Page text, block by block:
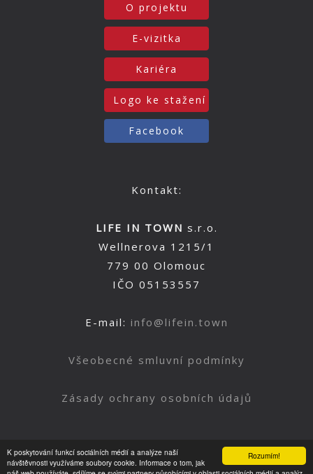
Rozumím!
K poskytování funkcí sociálních médií a analýze naší
návštěvnosti využíváme soubory cookie. Informace o tom, jak
O projektu
E-vizitka
Kariéra
Logo ke stažení
Facebook
Kontakt:
LIFE IN TOWN s.r.o.
Wellnerova 1215/1
779 00 Olomouc
IČO 05153557
E-mail: info@lifein.town
Všeobecné smluvní podmínky
Zásady ochrany osobních údajů
Nahoru